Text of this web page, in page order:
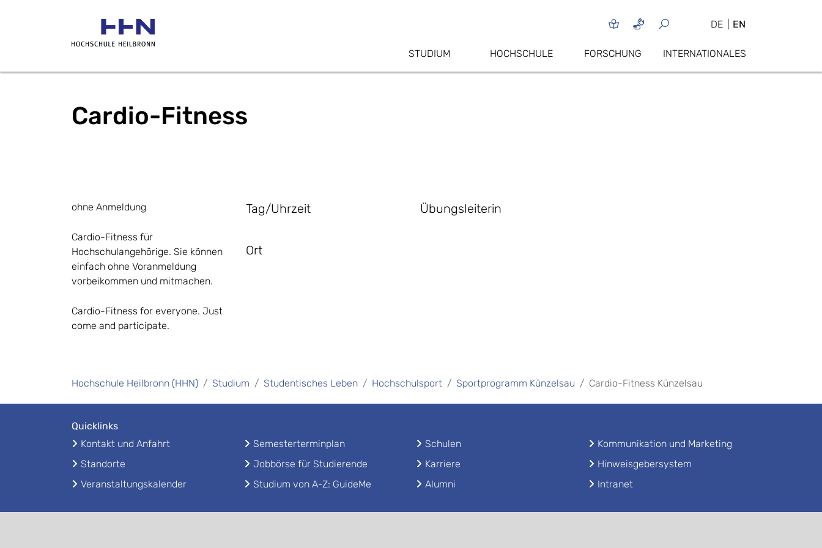
DE EN
STUDIUM HOCHSCHULE FORSCHUNG INTERNATIONALES
Cardio-Fitness
ohne Anmeldung
Cardio-Fitness für
Hochschulangehörige. Sie können
einfach ohne Voranmeldung
vorbeikommen und mitmachen.
Cardio-Fitness for everyone. Just
come and participate.
Tag/Uhrzeit
Ort
Übungsleiterin
Hochschule Heilbronn (HHN) Studium Studentisches Leben Hochschulsport Sportprogramm Künzelsau Cardio-Fitness Künzelsau
Quicklinks
Kontakt und Anfahrt
Standorte
Veranstaltungskalender
Semesterterminplan
Jobbörse für Studierende
Studium von A-Z: GuideMe
Schulen
Karriere
Alumni
Kommunikation und Marketing
Hinweisgebersystem
Intranet